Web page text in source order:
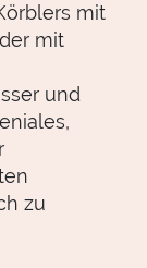
mit
mit
und
zu